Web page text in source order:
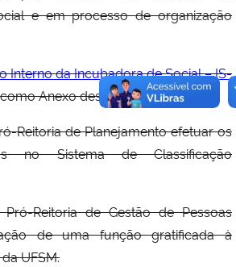
e em processo de organização
Interno da Incubadora de Social – IS-
Anexo desta Resolução.
Reitoria de Planejamento efetuar os
no Sistema de Classificação
Reitoria de Gestão de Pessoas
de uma função gratificada à
UFSM.